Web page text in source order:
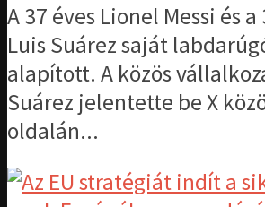
A 37 éves Lionel Messi és
Luis Suárez saját
alapított. A közös
Suárez jelentette be X
oldalán...